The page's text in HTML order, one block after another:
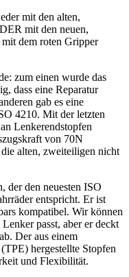
mit den alten,
mit den neuen,
dem roten Gripper
zum einen wurde das
dass eine Reparatur
gab es eine
4210. Mit der letzten
Lenkerendstopfen
von 70N
alten, zweiteiligen nicht
der den neuesten ISO
entspricht. Er ist
kompatibel. Wir können
passt, aber er deckt
Der aus einem
hergestellte Stopfen
und Flexibilität.